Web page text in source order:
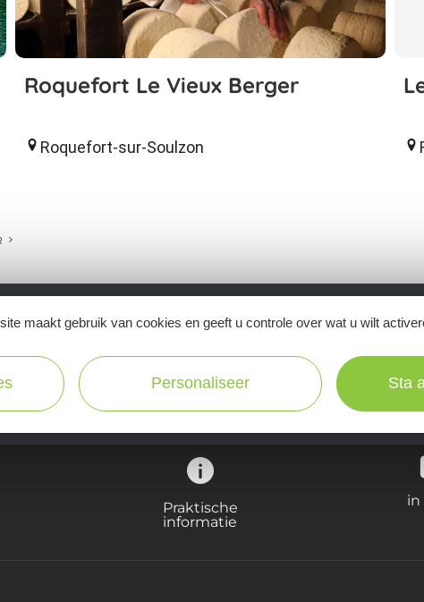
Roquefort Le Vieux Berger
Roquefort-sur-Soulzon
Ne manquez pas notre newsletter mensuelle et
inspirer pour profiter pleinement de votre séjour
Praktische
informatie
in
maakt gebruik van cookies en geeft u controle over wat u wilt
Personaliseer Sta